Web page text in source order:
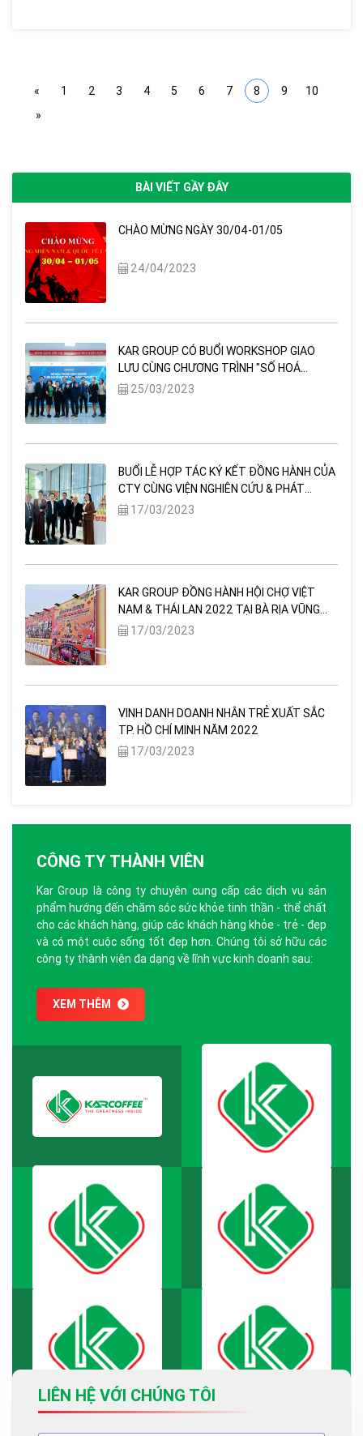
« 1 2 3 4 5 6 7 8 9
10
»
BÀI VIẾT GẦY ĐÂY
CHÀO MỪNG NGÀY 30/04-01/05
24/04/2023
KAR GROUP CÓ BUỔI WORKSHOP GIAO
LƯU CÙNG CHƯƠNG TRÌNH "SỐ HOÁ
TRONG KINH DOANH, CƠ HỘI NGHỀ NGHIỆP
25/03/2023
BUỔI LỄ HỢP TÁC KÝ KẾT ĐỒNG HÀNH CỦA
CTY CÙNG VIỆN NGHIÊN CỨU & PHÁT
TRIỂN CÔNG NGHỆ CHĂM SÓC SỨC KHOẺ
17/03/2023
KAR GROUP ĐỒNG HÀNH HỘI CHỢ VIỆT
NAM & THÁI LAN 2022 TẠI BÀ RỊA VŨNG
TÀU17/03/2023
VINH DANH DOANH NHÂN TRẺ XUẤT SẮC
TP. HỒ CHÍ MINH NĂM 2022
17/03/2023
CÔNG TY THÀNH VIÊN
Kar Group là công ty chuyên cung cấp các dịch vụ sản
phẩm hướng đến chăm sóc sức khỏe tinh thần - thể chất
cho các khách hàng, giúp các khách hàng khỏe - trẻ - đẹp
và có một cuộc sống tốt đẹp hơn. Chúng tôi sở hữu các
công ty thành viên đa dạng về lĩnh vực kinh doanh sau:
XEM THÊM
LIÊN HỆ VỚI CHÚNG TÔI